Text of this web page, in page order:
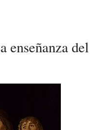
enseñanza del